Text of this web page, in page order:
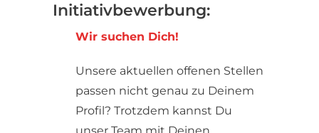
Initiativbewerbung:
Wir suchen Dich!
Unsere aktuellen offenen Stellen
passen nicht genau zu Deinem
Profil? Trotzdem kannst Du